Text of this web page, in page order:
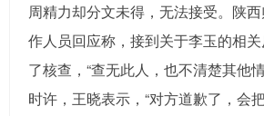
周精力却分文未得，无法接受。陕
作人员回应称，接到关于李玉的相
了核查，“查无此人，也不清楚其他
时许，王晓表示，“对方道歉了，会